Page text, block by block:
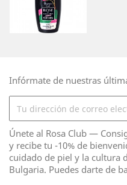
Infórmate de nuestras
Únete al Rosa Club —
y recibe tu -10% de
cuidado de piel y la cultura
Bulgaria. Puedes darte de